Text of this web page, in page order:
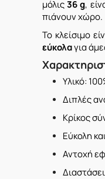
μόλις36 g,
πιάνουν χώρο.
Το κλείσιμο
εύκολαγια
Υλικό:
Διπλές
Κρίκος
Εύκολη
Αντοχή